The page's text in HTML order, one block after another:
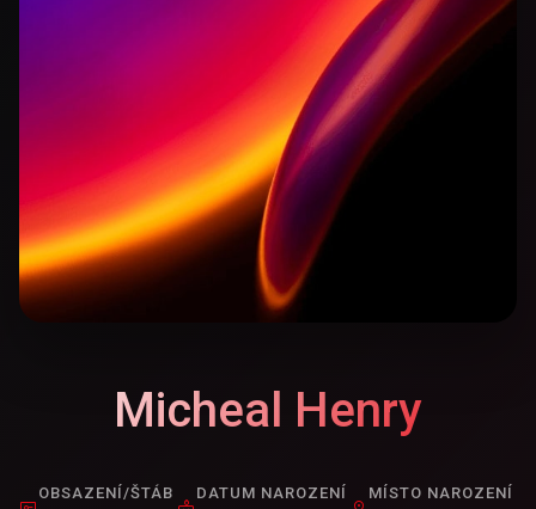
Micheal Henry
OBSAZENÍ/ŠTÁB DATUM NAROZENÍ MÍSTO NAROZENÍ